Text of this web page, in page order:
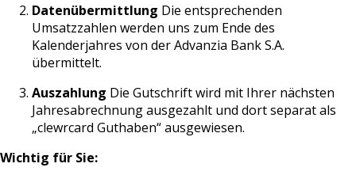
Datenübermittlung Die entsprechenden
Umsatzzahlen werden uns zum Ende des
Kalenderjahres von der Advanzia Bank S.A.
übermittelt.
Auszahlung Die Gutschrift wird mit Ihrer nächsten
Jahresabrechnung ausgezahlt und dort separat als
„clewrcard Guthaben“ ausgewiesen.
Wichtig für Sie: